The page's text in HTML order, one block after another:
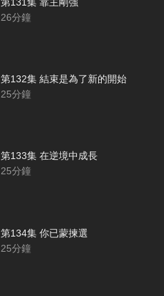
26分鐘
第132集 結束是為了新的開始
25分鐘
第133集 在逆境中成長
25分鐘
第134集 你已蒙揀選
25分鐘